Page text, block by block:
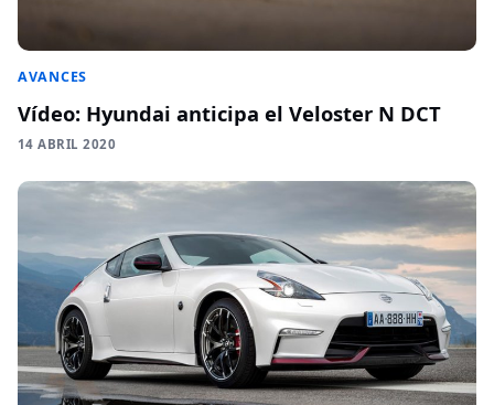
AVANCES
Vídeo: Hyundai anticipa el Veloster N DCT
14 ABRIL 2020